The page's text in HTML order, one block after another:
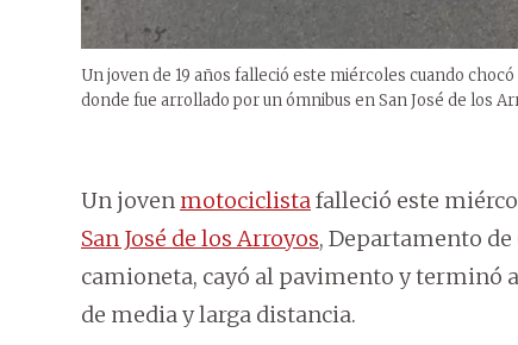
Un joven de 19 años falleció este miércoles cuando
donde fue arrollado por un ómnibus en San José de los
Un joven motociclistafalleció este
San José de los Arroyos, Departamento
camioneta, cayó al pavimento y
de media y larga distancia.